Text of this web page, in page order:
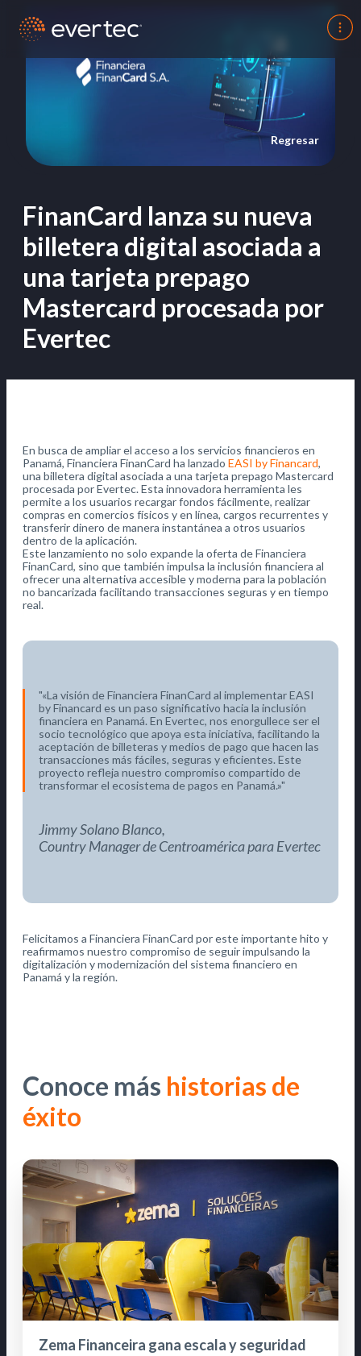
Regresar
FinanCard lanza su nueva
billetera digital asociada a
una tarjeta prepago
Mastercard procesada por
Evertec
En busca de ampliar el acceso a los servicios financieros en
Panamá, Financiera FinanCard ha lanzado EASI by Financard,
una billetera digital asociada a una tarjeta prepago Mastercard
procesada por Evertec. Esta innovadora herramienta les
permite a los usuarios recargar fondos fácilmente, realizar
compras en comercios físicos y en línea, cargos recurrentes y
transferir dinero de manera instantánea a otros usuarios
dentro de la aplicación.
Este lanzamiento no solo expande la oferta de Financiera
FinanCard, sino que también impulsa la inclusión financiera al
ofrecer una alternativa accesible y moderna para la población
no bancarizada facilitando transacciones seguras y en tiempo
real.
«La visión de Financiera FinanCard al implementar EASI
by Financard es un paso significativo hacia la inclusión
financiera en Panamá. En Evertec, nos enorgullece ser el
socio tecnológico que apoya esta iniciativa, facilitando la
aceptación de billeteras y medios de pago que hacen las
transacciones más fáciles, seguras y eficientes. Este
proyecto refleja nuestro compromiso compartido de
transformar el ecosistema de pagos en Panamá.»
Jimmy Solano Blanco,
Country Manager de Centroamérica para Evertec
Felicitamos a Financiera FinanCard por este importante hito y
reafirmamos nuestro compromiso de seguir impulsando la
digitalización y modernización del sistema financiero en
Panamá y la región.
Conoce más historias de
éxito
Zema Financeira gana escala y seguridad